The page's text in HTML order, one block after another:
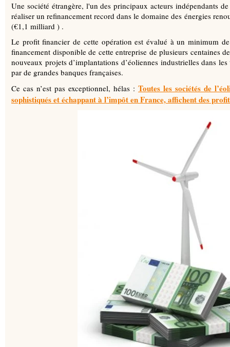
Une société étrangère, l'un des principaux acteurs indépendants
réaliser un refinancement record dans le domaine des énergies
(€1,1 milliard ) .
Le profit financier de cette opération est évalué à un minimum
financement disponible de cette entreprise de plusieurs centaines
nouveaux projets d’implantations d’éoliennes industrielles dans
par de grandes banques françaises.
Ce cas n’est pas exceptionnel, hélas : Toutes les sociétés de
sophistiqués et échappant à l’impôt en France, affichent des